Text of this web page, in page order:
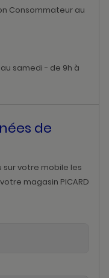
Consommateur au
samedi - de 9h à
de
votre mobile les
magasin PICARD